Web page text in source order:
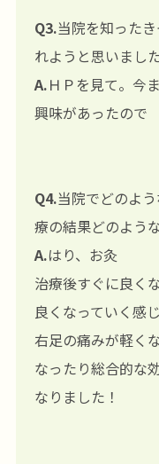
Q3.当院を知った
れようと思いまし
A.ＨＰを見て。今
興味があったので
Q4.当院でどのよ
療の結果どのよう
A.はり、お灸
治療後すぐに良く
良くなっていく感
右足の痛みが軽く
なったり総合的な
なりました！